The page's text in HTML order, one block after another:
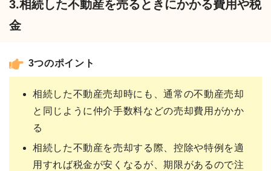
3.相続した不動産を売るときにかかる費用や税
金
3つのポイント
相続した不動産売却時にも、通常の不動産売却
と同じように仲介手数料などの売却費用がかか
る
相続した不動産を売却する際、控除や特例を適
用すれば税金が安くなるが、期限があるので注